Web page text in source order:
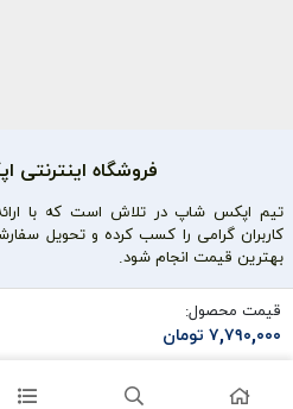
قیمت محصول:
تومان ۷,۷۹۰,۰۰۰
فروشگاه
تیم اپکس شاپ در تلاش است که با
کاربران گرامی را کسب کرده و تحویل
بهترین قیمت انجام شود.
محصولات محبوب
سی پی کالاف
کریستال گنشین